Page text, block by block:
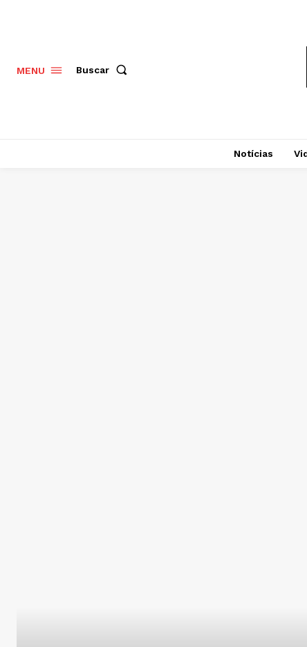
MENU Buscar
Notícias